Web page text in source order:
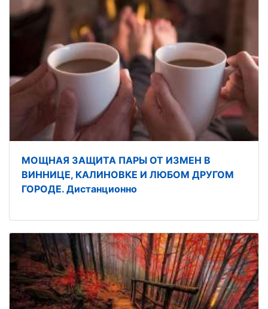
МОЩНАЯ ЗАЩИТА ПАРЫ ОТ ИЗМЕН В
ВИННИЦЕ, КАЛИНОВКЕ И ЛЮБОМ ДРУГОМ
ГОРОДЕ. Дистанционно